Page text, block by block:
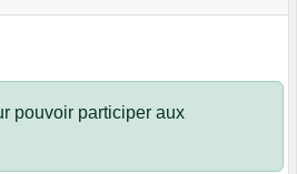
pouvoir participer aux